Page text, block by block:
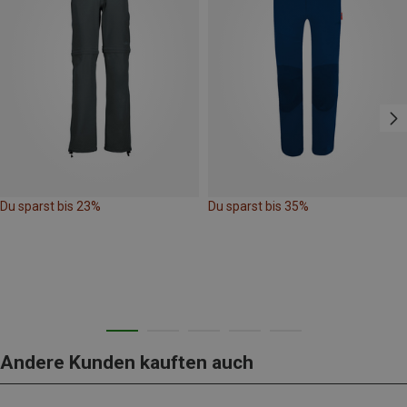
Du sparst bis 23% Du sparst bis 35%
Andere Kunden kauften auch